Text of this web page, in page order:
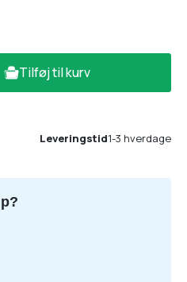
Tilføj til kurv
Leveringstid1-3 hverdage